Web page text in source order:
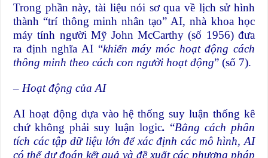
Trong phần này, tài liệu nói sơ qua về lịch sử hình
thành “trí thông minh nhân tạo” AI, nhà khoa học
máy tính người Mỹ John McCarthy (số 1956) đưa
ra định nghĩa AI “khiến máy móc hoạt động cách
thông minh theo cách con người hoạt động” (số 7).
– Hoạt động của AI
AI hoạt động dựa vào hệ thống suy luận thống kê
chứ không phải suy luận logic. “Bằng cách phân
tích các tập dữ liệu lớn để xác định các mô hình, AI
có thể dự đoán kết quả và đề xuất các phương pháp